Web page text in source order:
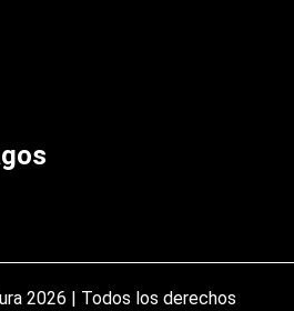
2026 | Todos los derechos